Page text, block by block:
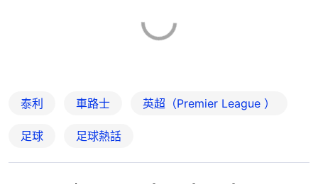
泰利 車路士 英超（Premier League ）
足球 足球熱話